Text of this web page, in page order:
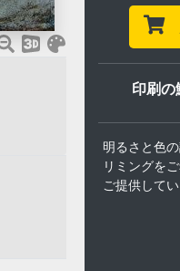
印刷の
明るさと色
リミングを
ご提供して